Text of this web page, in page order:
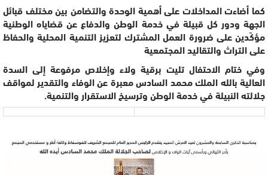
كما أضاءت المداخلات على أهمية الوحدة والتضامن بين مختلف قبائل
الجهة ودور كل قبيلة في خدمة الوطن والدفاع عن قضاياه الوطنية
مؤكّدين على ضرورة العمل المشترك لتعزيز التنمية المحلية والحفاظ
على التراث والتقاليد المجتمعية
وفي ختام الاحتفال تليت برقية ولاء وإخلاص مرفوعة إلى السدة
العالية بالله الملك محمد السادس معبرة عن الوفاء والتقدير لمواقف
جلالته النبيلة في خدمة الوطن وترسيخ الاستقرار والتنمية.